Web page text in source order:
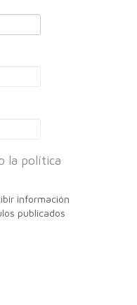
la política
información
publicados